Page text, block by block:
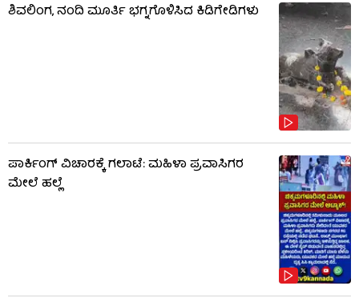
ಶಿವಲಿಂಗ, ನಂದಿ ಮೂರ್ತಿ ಭಗ್ನಗೊಳಿಸಿದ ಕಿಡಿಗೇಡಿಗಳು
ಪಾರ್ಕಿಂಗ್ ವಿಚಾರಕ್ಕೆ ಗಲಾಟೆ: ಮಹಿಳಾ ಪ್ರವಾಸಿಗರ
ಮೇಲೆ ಹಲ್ಲೆ